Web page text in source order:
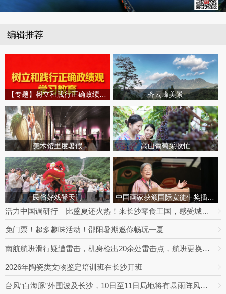
编辑推荐
【专题】树立和践行正确政绩观学习教育 齐云峰美景
美术馆里度暑假 高山葡萄采收忙
民俗好戏登天门 中国画家获颁国际安徒生奖插画家奖
活力中国调研行｜比盛夏还火热！来长沙零食王国，感受城市消费旺盛烟火
免门票！超多趣味活动！邵阳暑期邀你畅玩一夏
南航航班滑行疑遭雷击，机身检出20余处雷击点，航班更换飞机延误出行
2026年陶瓷类文物鉴定培训班在长沙开班
台风“白海豚”外围波及长沙，10日至11日局地将有暴雨阵风，最高达9级